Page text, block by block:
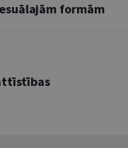
formām